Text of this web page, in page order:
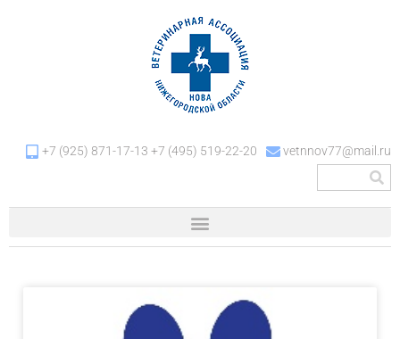
+7 (925) 871-17-13 +7 (495) 519-22-20 vetnnov77@mail.ru